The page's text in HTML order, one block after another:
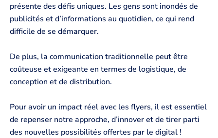
présente des défis uniques. Les gens sont inondés de
publicités et d’informations au quotidien, ce qui rend
difficile de se démarquer.
De plus, la communication traditionnelle peut être
coûteuse et exigeante en termes de logistique, de
conception et de distribution.
Pour avoir un impact réel avec les flyers, il est essentiel
de repenser notre approche, d’innover et de tirer parti
des nouvelles possibilités offertes par le digital !